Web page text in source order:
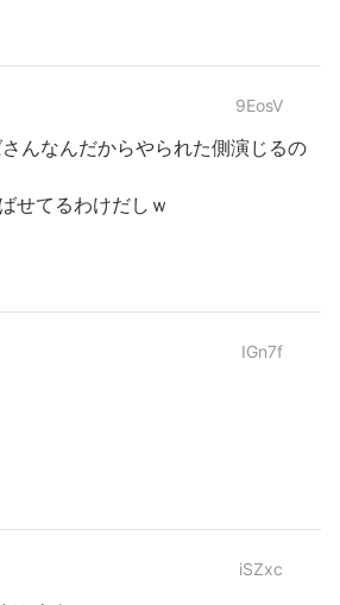
9EosV
んなんだからやられた側演じるの
せてるわけだしｗ
IGn7f
iSZxc